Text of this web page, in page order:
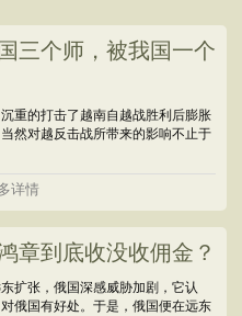
三个师，被我国一个
重的打击了越南自越战胜利后膨胀
然对越反击战所带来的影响不止于
详情
章到底收没收佣金？
扩张，俄国深感威胁加剧，它认
俄国有好处。于是，俄国便在远东